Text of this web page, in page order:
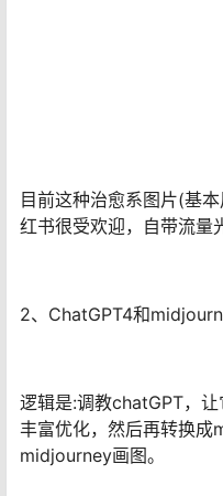
目前这种治愈系图片(基
红书很受欢迎，自带流量
2、ChatGPT4和
逻辑是:调教chatGPT，
丰富优化，然后再转换
midjourney画图。